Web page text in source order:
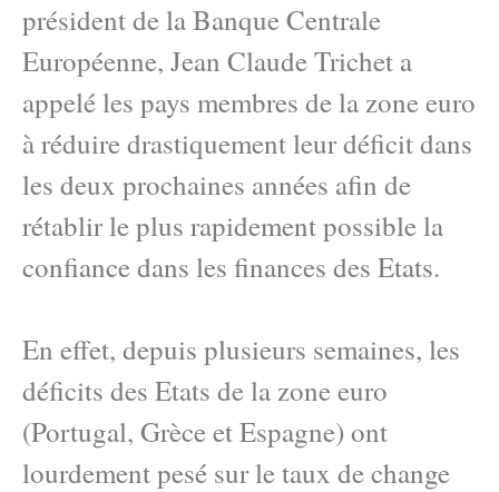
président de la Banque Centrale
Européenne, Jean Claude Trichet a
appelé les pays membres de la zone euro
à réduire drastiquement leur déficit dans
les deux prochaines années afin de
rétablir le plus rapidement possible la
confiance dans les finances des Etats.
En effet, depuis plusieurs semaines, les
déficits des Etats de la zone euro
(Portugal, Grèce et Espagne) ont
lourdement pesé sur le taux de change